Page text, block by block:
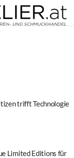
trifft Technologie
Limited Editions für